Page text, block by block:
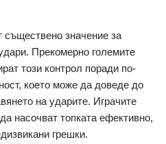
съществено значение за
Прекомерно големите
този контрол поради по-
което може да доведе до
на ударите. Играчите
насочват топката ефективно,
грешки.